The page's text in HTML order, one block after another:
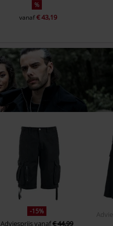
%
vanaf€ 43,19
-15%
Adviesprijsvanaf€ 44,99